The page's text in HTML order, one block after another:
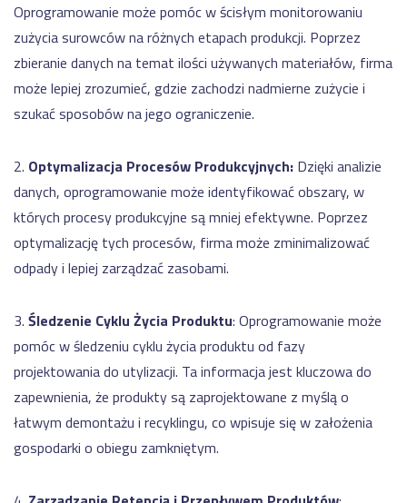
Oprogramowanie może pomóc w ścisłym monitorowaniu
zużycia surowców na różnych etapach produkcji. Poprzez
zbieranie danych na temat ilości używanych materiałów, firma
może lepiej zrozumieć, gdzie zachodzi nadmierne zużycie i
szukać sposobów na jego ograniczenie.
2. Optymalizacja Procesów Produkcyjnych: Dzięki analizie
danych, oprogramowanie może identyfikować obszary, w
których procesy produkcyjne są mniej efektywne. Poprzez
optymalizację tych procesów, firma może zminimalizować
odpady i lepiej zarządzać zasobami.
3. Śledzenie Cyklu Życia Produktu: Oprogramowanie może
pomóc w śledzeniu cyklu życia produktu od fazy
projektowania do utylizacji. Ta informacja jest kluczowa do
zapewnienia, że produkty są zaprojektowane z myślą o
łatwym demontażu i recyklingu, co wpisuje się w założenia
gospodarki o obiegu zamkniętym.